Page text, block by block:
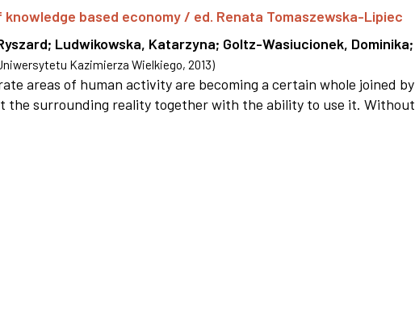
based economy / ed. Renata Tomaszewska-Lipiec
; Ludwikowska, Katarzyna; Goltz-Wasiucionek, Dominika;
Kazimierza Wielkiego, 2013)
areas of human activity are becoming a certain whole joined by
the surrounding reality together with the ability to use it. Without